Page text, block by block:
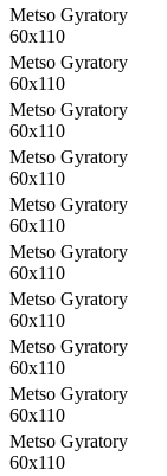
Metso Gyratory
60x110
Metso Gyratory
60x110
Metso Gyratory
60x110
Metso Gyratory
60x110
Metso Gyratory
60x110
Metso Gyratory
60x110
Metso Gyratory
60x110
Metso Gyratory
60x110
Metso Gyratory
60x110
Metso Gyratory
60x110